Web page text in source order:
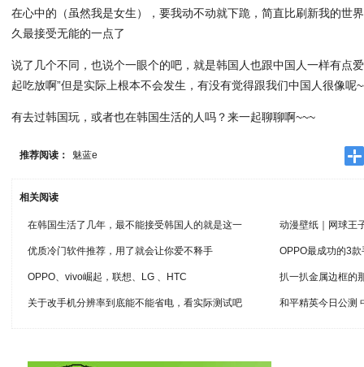
在心中的（虽然我是女生），要我动不动就下跪，简直比刷新我的世
久最接受无能的一点了
说了几个不同，也说个一眼个的吧，就是韩国人也跟中国人一样有点
起吃放啊”但是实际上根本不会发生，有没有觉得跟我们中国人很像呢
有去过韩国玩，或者也在韩国生活的人吗？来一起聊聊啊~~~
推荐阅读： 魅蓝e
相关阅读
在韩国生活了几年，最不能接受韩国人的就是这一 动漫壁纸｜网球王
优质冷门软件推荐，用了就会让你爱不释手 OPPO最成功的3
OPPO、vivo崛起，联想、LG 、HTC 扒一扒金属边框的
关于改手机分辨率到底能不能省电，看实际测试吧 和平精英今日公测